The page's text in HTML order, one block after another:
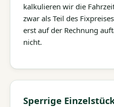
kalkulieren wir die
zwar als Teil des
erst auf der Rechnung
nicht.
Sperrige